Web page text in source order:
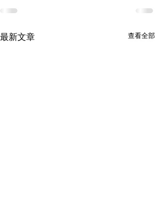
最新文章 查看全部